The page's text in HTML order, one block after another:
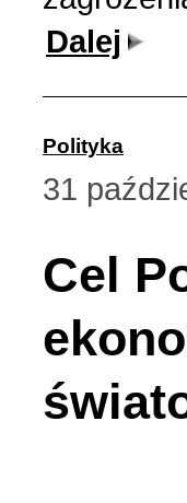
Dalej
Polityka
31
Cel